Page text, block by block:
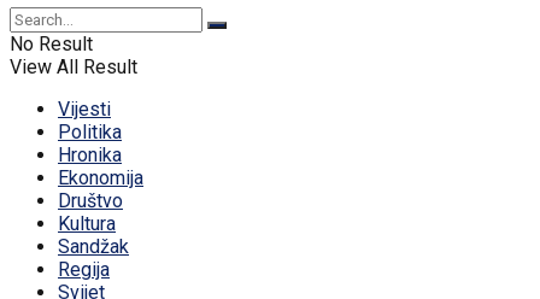
No Result
View All Result
Vijesti
Politika
Hronika
Ekonomija
Društvo
Kultura
Sandžak
Regija
Svijet